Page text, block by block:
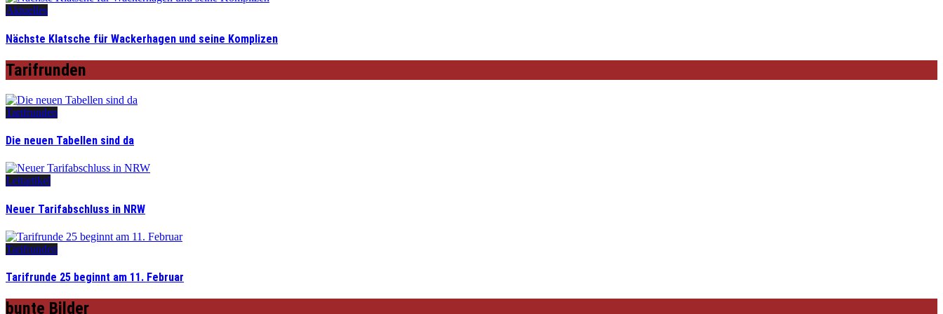
Aktuelles
Nächste Klatsche für Wackerhagen und seine Komplizen
Tarifrunden
Tarifrunden
Die neuen Tabellen sind da
Leitartikel
Neuer Tarifabschluss in NRW
Tarifrunden
Tarifrunde 25 beginnt am 11. Februar
bunte Bilder